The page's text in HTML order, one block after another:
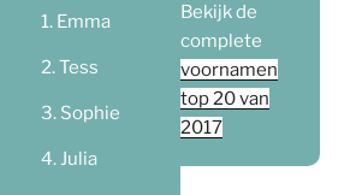
Emma
Tess
Sophie
Julia
Bekijk de
complete
voornamen
top 20 van
2017